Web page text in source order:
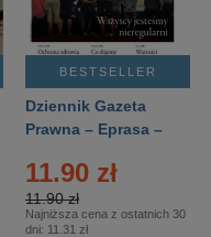
BESTSELLER
Dziennik Gazeta
Prawna – Eprasa –
11.90 zł
11.90 zł
Najniższa cena z ostatnich 30
dni: 11.31 zł